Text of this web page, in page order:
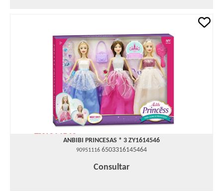
ANBIBI PRINCESAS * 3 ZY1614546
90951116 6503316145464
Consultar